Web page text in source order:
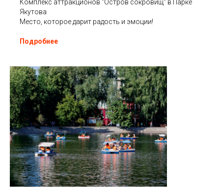
Комплекс аттракционов "Остров сокровищ" в Парке
Якутова
Место, которое дарит радость и эмоции!
Подробнее